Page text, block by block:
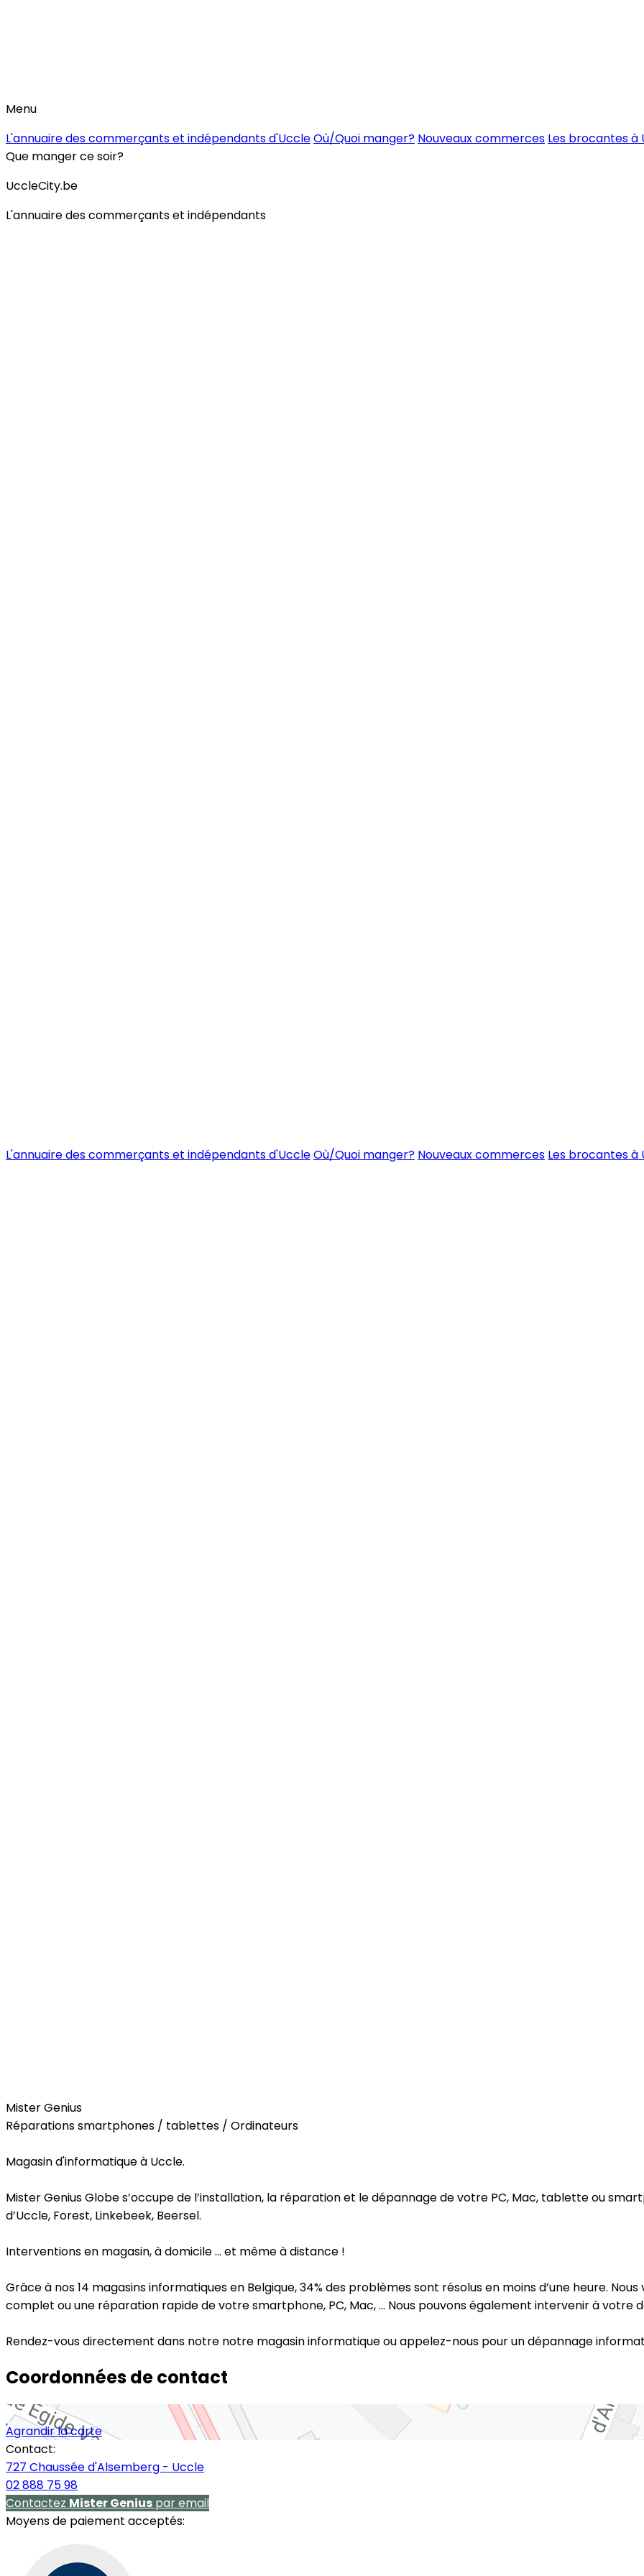
Menu
L'annuaire des commerçants et indépendants d'UccleOù/Quoi manger? Nouveaux commerces Les brocantes à
Que manger ce soir?
UccleCity.be
L'annuaire des commerçants et indépendants
L'annuaire des commerçants et indépendants d'UccleOù/Quoi manger? Nouveaux commerces Les brocantes à
Mister Genius
Réparations smartphones / tablettes / Ordinateurs
Magasin d'informatique à Uccle.
Mister Genius Globe s’occupe de l’installation, la réparation et le dépannage de votre PC, Mac, tablette ou
d’Uccle, Forest, Linkebeek, Beersel.
Interventions en magasin, à domicile ... et même à distance !
Grâce à nos 14 magasins informatiques en Belgique, 34% des problèmes sont résolus en moins d’une heure.
complet ou une réparation rapide de votre smartphone, PC, Mac, … Nous pouvons également intervenir à votre
Rendez-vous directement dans notre notre magasin informatique ou appelez-nous pour un dépannage
Coordonnées de contact
Agrandir la carte
Contact:
727 Chaussée d'Alsemberg - Uccle
02 888 75 98
Contactez Mister Genius par email
Moyens de paiement acceptés: